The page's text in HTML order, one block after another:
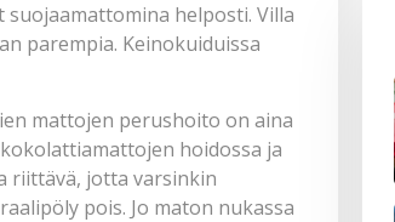
helposti. Villa
parempia. Keinokuiduissa
mattojen perushoito on aina
hoidossa ja
riittävä, jotta varsinkin
pois. Jo maton nukassa